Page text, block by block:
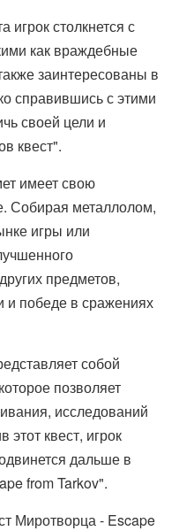
игрок столкнется с
как враждебные
заинтересованы в
справившись с этими
своей цели и
квест".
имеет свою
Собирая металлолом,
игры или
предметов,
и победе в сражениях
собой
позволяет
исследований
квест, игрок
дальше в
from Tarkov".
- Escape